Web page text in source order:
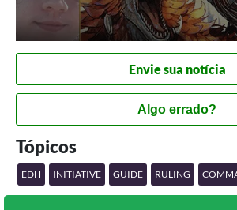
Envie sua notícia
Algo errado?
Tópicos
EDH INITIATIVE GUIDE RULING